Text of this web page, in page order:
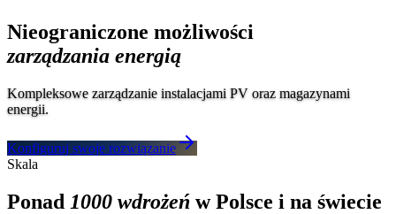
Nieograniczone możliwości
zarządzania energią
Kompleksowe zarządzanie instalacjami PV oraz magazynami
energii.
Konfiguruj swoje rozwiązanie
Skala
Ponad 1000 wdrożeń w Polsce i na świecie